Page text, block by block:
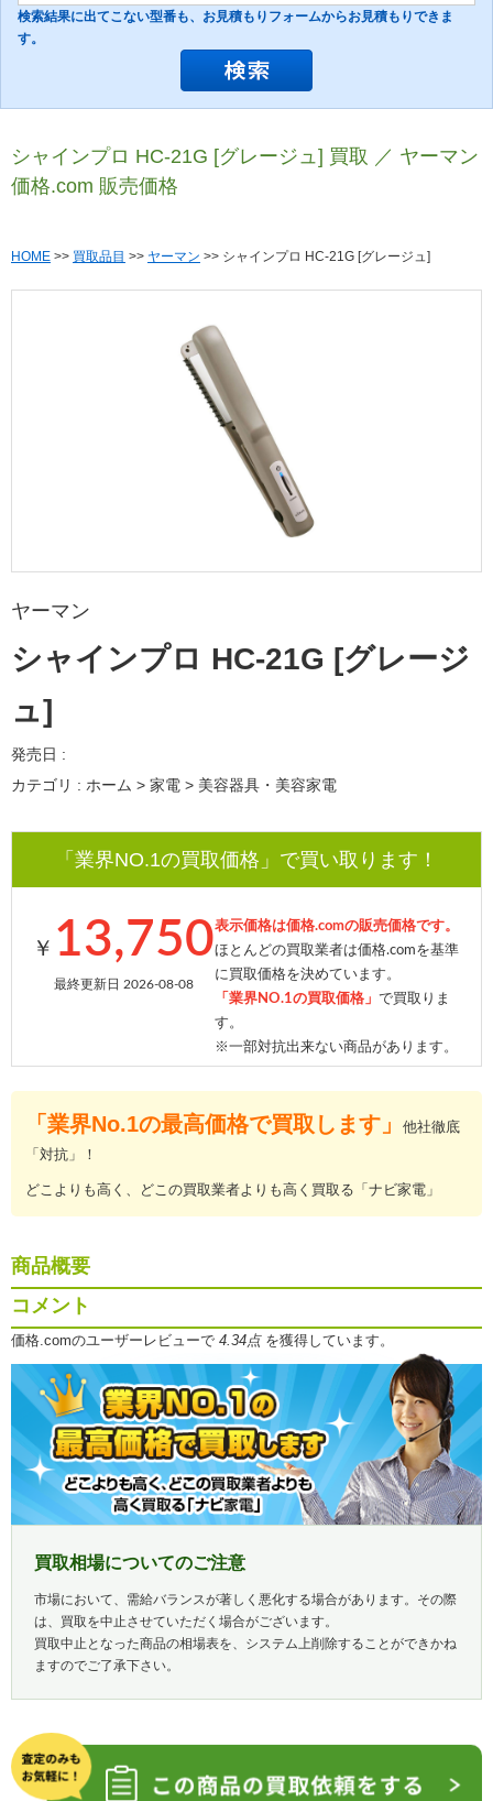
検索結果に出てこない型番も、お見積もりフォームからお見積もりできま
す。
シャインプロ HC-21G [グレージュ] 買取 ／ ヤーマン
価格.com 販売価格
HOME >> 買取品目 >> ヤーマン >> シャインプロ HC-21G [グレージュ]
ヤーマン
シャインプロ HC-21G [グレージ
ュ]
発売日 :
カテゴリ : ホーム > 家電 > 美容器具・美容家電
「業界NO.1の買取価格」で買い取ります！
￥ 13,750
最終更新日 2026-08-08
表示価格は価格.comの販売価格です。
ほとんどの買取業者は価格.comを基準
に買取価格を決めています。
「業界NO.1の買取価格」 で買取りま
す。
※一部対抗出来ない商品があります。
「業界No.1の最高価格で買取します」
他社徹底
「対抗」！
どこよりも高く、どこの買取業者よりも高く買取る「ナビ家電」
商品概要
コメント
価格.comのユーザーレビューで 4.34点を獲得しています。
買取相場についてのご注意
市場において、需給バランスが著しく悪化する場合があります。その際
は、買取を中止させていただく場合がございます。
買取中止となった商品の相場表を、システム上削除することができかね
ますのでご了承下さい。